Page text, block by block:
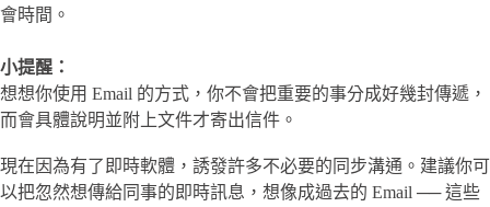
會時間。
小提醒：
想想你使用 Email 的方式，你不會把重要的事分成好幾封傳遞，
而會具體說明並附上文件才寄出信件。
現在因為有了即時軟體，誘發許多不必要的同步溝通。建議你可
以把忽然想傳給同事的即時訊息，想像成過去的 Email ── 這些